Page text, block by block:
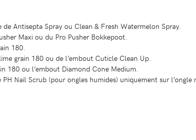
Antisepta Spray ou Clean & Fresh Watermelon Spray.
Maxi ou du Pro Pusher Bokkepoot.
180.
grain 180 ou de l’embout Cuticle Clean Up.
180 ou l’embout Diamond Cone Medium.
Nail Scrub (pour ongles humides) uniquement sur l’ongle